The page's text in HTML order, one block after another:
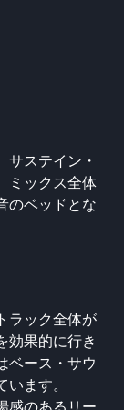
サステイン・
ミックス全体
のベッドとな
ラック全体が
効果的に行き
ベース・サウ
います。